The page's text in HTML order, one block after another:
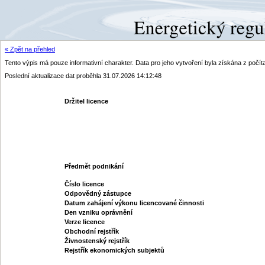
« Zpět na přehled
Tento výpis má pouze informativní charakter. Data pro jeho vytvoření byla získána z
Poslední aktualizace dat proběhla 31.07.2026 14:12:48
Držitel licence
Předmět podnikání
Číslo licence
Odpovědný zástupce
Datum zahájení výkonu licencované činnosti
Den vzniku oprávnění
Verze licence
Obchodní rejstřík
Živnostenský rejstřík
Rejstřík ekonomických subjektů